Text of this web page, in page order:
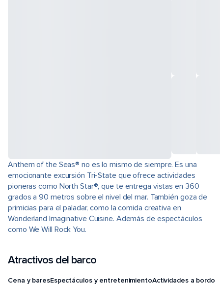
Anthem of the Seas® no es lo mismo de siempre. Es una
emocionante excursión Tri-State que ofrece actividades
pioneras como North Star®, que te entrega vistas en 360
grados a 90 metros sobre el nivel del mar. También goza de
primicias para el paladar, como la comida creativa en
Wonderland Imaginative Cuisine. Además de espectáculos
como We Will Rock You.
Atractivos del barco
Cena y baresEspectáculos y entretenimientoActividades a bordo